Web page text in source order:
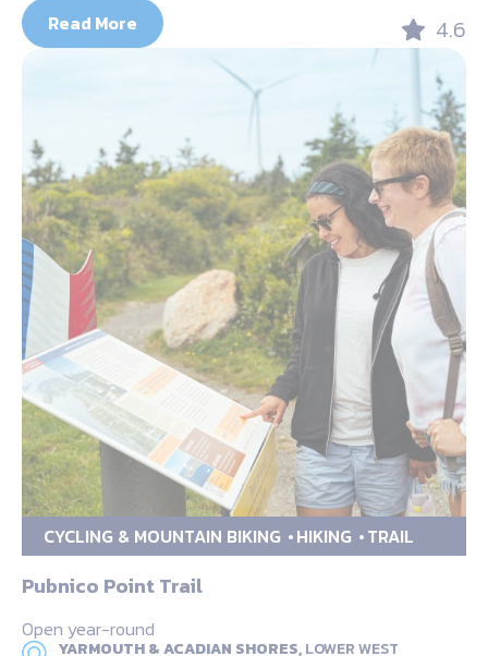
Read More 4.6
CYCLING & MOUNTAIN BIKING HIKING TRAIL
Pubnico Point Trail
Open year-round
YARMOUTH & ACADIAN SHORES,LOWER WEST